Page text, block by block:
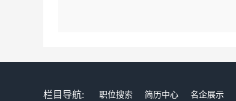
栏目导航: 职位搜索 简历中心 名企展示